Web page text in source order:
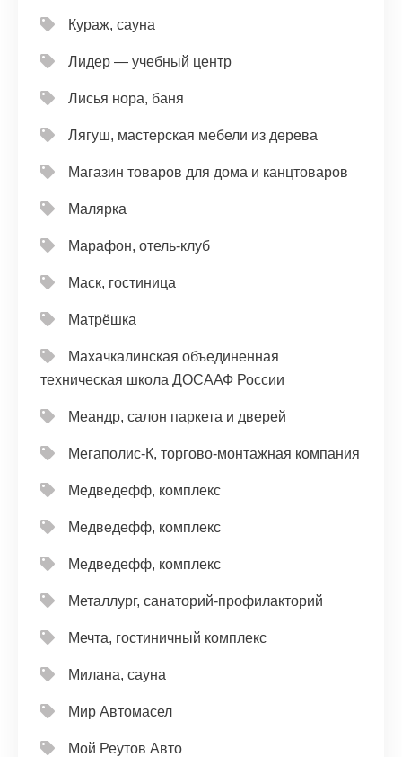
Кураж, сауна
Лидер — учебный центр
Лисья нора, баня
Лягуш, мастерская мебели из дерева
Магазин товаров для дома и канцтоваров
Малярка
Марафон, отель-клуб
Маск, гостиница
Матрёшка
Махачкалинская объединенная
техническая школа ДОСААФ России
Меандр, салон паркета и дверей
Мегаполис-К, торгово-монтажная компания
Медведефф, комплекс
Медведефф, комплекс
Медведефф, комплекс
Металлург, санаторий-профилакторий
Мечта, гостиничный комплекс
Милана, сауна
Мир Автомасел
Мой Реутов Авто